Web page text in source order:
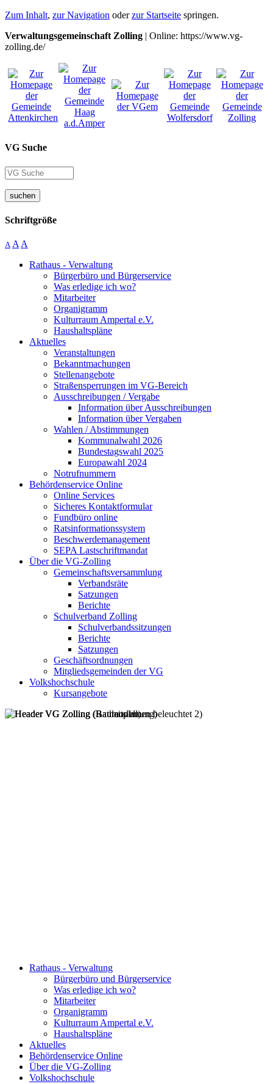
Zum Inhalt, zur Navigation oderzur Startseite springen.
Verwaltungsgemeinschaft Zolling | Online: https://www.vg-
zolling.de/
VG Suche
suchen
Schriftgröße
A A A
Rathaus - Verwaltung
Bürgerbüro und Bürgerservice
Was erledige ich wo?
Mitarbeiter
Organigramm
Kulturraum Ampertal e.V.
Haushaltspläne
Aktuelles
Veranstaltungen
Bekanntmachungen
Stellenangebote
Straßensperrungen im VG-Bereich
Ausschreibungen / Vergabe
Information über Ausschreibungen
Information über Vergaben
Wahlen / Abstimmungen
Kommunalwahl 2026
Bundestagswahl 2025
Europawahl 2024
Notrufnummern
Behördenservice Online
Online Services
Sicheres Kontaktformular
Fundbüro online
Ratsinformationssystem
Beschwerdemanagement
SEPA Lastschriftmandat
Über die VG-Zolling
Gemeinschaftsversammlung
Verbandsräte
Satzungen
Berichte
Schulverband Zolling
Schulverbandssitzungen
Berichte
Satzungen
Geschäftsordnungen
Mitgliedsgemeinden der VG
Volkshochschule
Kursangebote
Rathaus - Verwaltung
Bürgerbüro und Bürgerservice
Was erledige ich wo?
Mitarbeiter
Organigramm
Kulturraum Ampertal e.V.
Haushaltspläne
Aktuelles
Behördenservice Online
Über die VG-Zolling
Volkshochschule